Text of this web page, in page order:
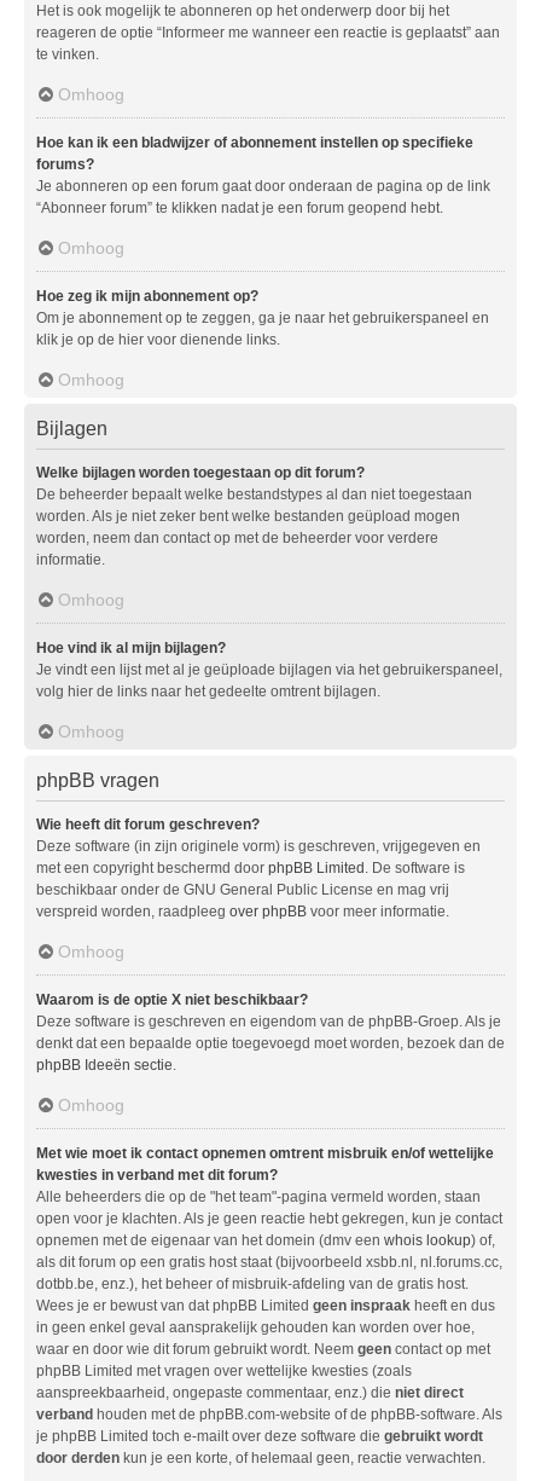
Het is ook mogelijk te abonneren op het onderwerp door bij het
reageren de optie “Informeer me wanneer een reactie is geplaatst” aan
te vinken.
Omhoog
Hoe kan ik een bladwijzer of abonnement instellen op specifieke
forums?
Je abonneren op een forum gaat door onderaan de pagina op de link
“Abonneer forum” te klikken nadat je een forum geopend hebt.
Omhoog
Hoe zeg ik mijn abonnement op?
Om je abonnement op te zeggen, ga je naar het gebruikerspaneel en
klik je op de hier voor dienende links.
Omhoog
Bijlagen
Welke bijlagen worden toegestaan op dit forum?
De beheerder bepaalt welke bestandstypes al dan niet toegestaan
worden. Als je niet zeker bent welke bestanden geüpload mogen
worden, neem dan contact op met de beheerder voor verdere
informatie.
Omhoog
Hoe vind ik al mijn bijlagen?
Je vindt een lijst met al je geüploade bijlagen via het gebruikerspaneel,
volg hier de links naar het gedeelte omtrent bijlagen.
Omhoog
phpBB vragen
Wie heeft dit forum geschreven?
Deze software (in zijn originele vorm) is geschreven, vrijgegeven en
met een copyright beschermd door phpBB Limited. De software is
beschikbaar onder de GNU General Public License en mag vrij
verspreid worden, raadpleeg over phpBB voor meer informatie.
Omhoog
Waarom is de optie X niet beschikbaar?
Deze software is geschreven en eigendom van de phpBB-Groep. Als je
denkt dat een bepaalde optie toegevoegd moet worden, bezoek dan de
phpBB Ideeën sectie.
Omhoog
Met wie moet ik contact opnemen omtrent misbruik en/of wettelijke
kwesties in verband met dit forum?
Alle beheerders die op de "het team"-pagina vermeld worden, staan
open voor je klachten. Als je geen reactie hebt gekregen, kun je contact
opnemen met de eigenaar van het domein (dmv een whois lookup) of,
als dit forum op een gratis host staat (bijvoorbeeld xsbb.nl, nl.forums.cc,
dotbb.be, enz.), het beheer of misbruik-afdeling van de gratis host.
Wees je er bewust van dat phpBB Limited geen inspraak heeft en dus
in geen enkel geval aansprakelijk gehouden kan worden over hoe,
waar en door wie dit forum gebruikt wordt. Neem geen contact op met
phpBB Limited met vragen over wettelijke kwesties (zoals
aanspreekbaarheid, ongepaste commentaar, enz.) die niet direct
verband houden met de phpBB.com-website of de phpBB-software. Als
je phpBB Limited toch e-mailt over deze software die gebruikt wordt
door derden kun je een korte, of helemaal geen, reactie verwachten.